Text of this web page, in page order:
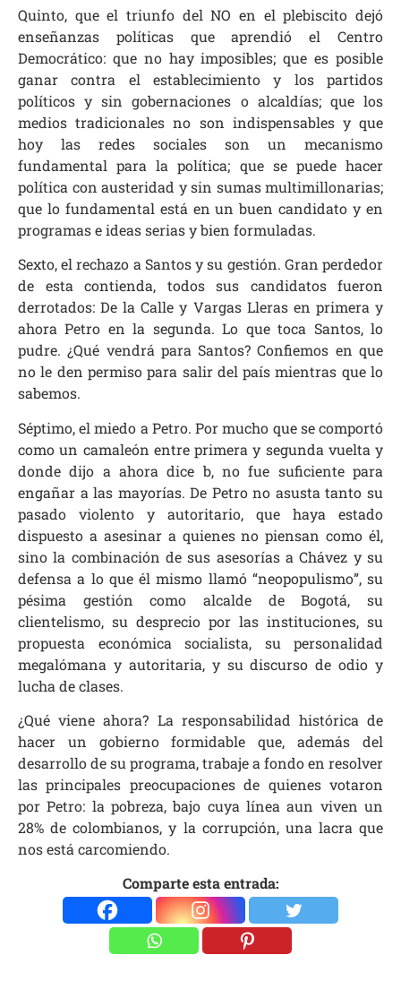
Quinto, que el triunfo del NO en el plebiscito dejó
enseñanzas políticas que aprendió el Centro
Democrático: que no hay imposibles; que es posible
ganar contra el establecimiento y los partidos
políticos y sin gobernaciones o alcaldías; que los
medios tradicionales no son indispensables y que
hoy las redes sociales son un mecanismo
fundamental para la política; que se puede hacer
política con austeridad y sin sumas multimillonarias;
que lo fundamental está en un buen candidato y en
programas e ideas serias y bien formuladas.
Sexto, el rechazo a Santos y su gestión. Gran perdedor
de esta contienda, todos sus candidatos fueron
derrotados: De la Calle y Vargas Lleras en primera y
ahora Petro en la segunda. Lo que toca Santos, lo
pudre. ¿Qué vendrá para Santos? Confiemos en que
no le den permiso para salir del país mientras que lo
sabemos.
Séptimo, el miedo a Petro. Por mucho que se comportó
como un camaleón entre primera y segunda vuelta y
donde dijo a ahora dice b, no fue suficiente para
engañar a las mayorías. De Petro no asusta tanto su
pasado violento y autoritario, que haya estado
dispuesto a asesinar a quienes no piensan como él,
sino la combinación de sus asesorías a Chávez y su
defensa a lo que él mismo llamó “neopopulismo”, su
pésima gestión como alcalde de Bogotá, su
clientelismo, su desprecio por las instituciones, su
propuesta económica socialista, su personalidad
megalómana y autoritaria, y su discurso de odio y
lucha de clases.
¿Qué viene ahora? La responsabilidad histórica de
hacer un gobierno formidable que, además del
desarrollo de su programa, trabaje a fondo en resolver
las principales preocupaciones de quienes votaron
por Petro: la pobreza, bajo cuya línea aun viven un
28% de colombianos, y la corrupción, una lacra que
nos está carcomiendo.
Comparte esta entrada: